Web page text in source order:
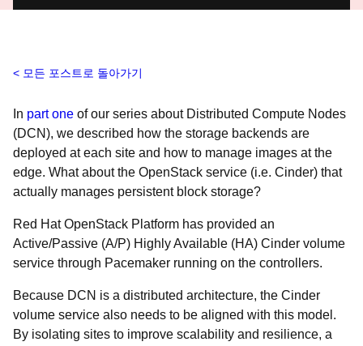
모든 포스트로 돌아가기
In part one of our series about Distributed Compute Nodes
(DCN), we described how the storage backends are
deployed at each site and how to manage images at the
edge. What about the OpenStack service (i.e. Cinder) that
actually manages persistent block storage?
Red Hat OpenStack Platform has provided an
Active/Passive (A/P) Highly Available (HA) Cinder volume
service through Pacemaker running on the controllers.
Because DCN is a distributed architecture, the Cinder
volume service also needs to be aligned with this model.
By isolating sites to improve scalability and resilience, a